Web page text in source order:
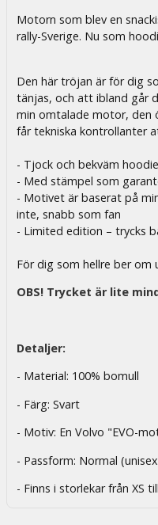
Motorn som blev en
rally-Sverige. Nu som
Den här tröjan är för dig
tänjas, och att ibland går
min omtalade motor, den
får tekniska kontrollanter
- Tjock och bekväm
- Med stämpel som
- Motivet är baserat på
inte, snabb som fan
- Limited edition – trycks
För dig som hellre ber om
OBS! Trycket är lite
Detaljer:
- Material: 100% bomull
- Färg: Svart
- Motiv: En Volvo "EVO-
- Passform: Normal
- Finns i storlekar från XS